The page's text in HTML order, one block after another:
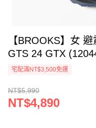
【BROOKS】女
GTS 24 GTX
宅配滿NT$3,500免運
NT$5,990
NT$4,890